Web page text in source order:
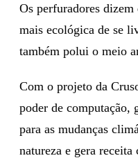
Os perfuradores dizem
mais ecológica de se
também polui o meio
Com o projeto da
poder de computação,
para as mudanças
natureza e gera